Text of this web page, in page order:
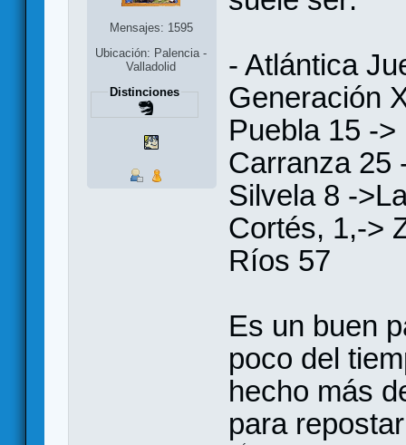
Mensajes: 1595
Ubicación: Palencia -
Valladolid
Distinciones
- Atlántica
Generación
Puebla 15 -
Carranza 25
Silvela 8 -
Cortés, 1,->
Ríos 57
Es un buen
poco del
hecho más
para